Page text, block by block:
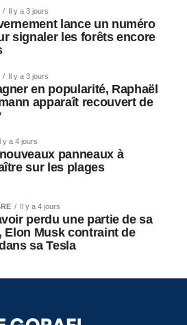
Il y a 3 jours
lance un numéro
signaler les forêts encore
Il y a 3 jours
en popularité, Raphaël
apparaît recouvert de
y a 4 jours
panneaux à
sur les plages
Il y a 4 jours
perdu une partie de sa
Elon Musk contraint de
sa Tesla